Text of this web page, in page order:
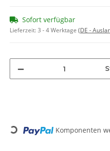
Sofort verfügbar
Lieferzeit:3 - 4 Werktage (DE -
Loading... Komponenten